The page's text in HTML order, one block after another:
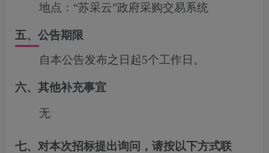
地点： “苏采云”政府采购交易系统
五、公告期限
自本公告发布之日起5个工作日。
六、其他补充事宜
无
七、对本次招标提出询问，请按以下方式联